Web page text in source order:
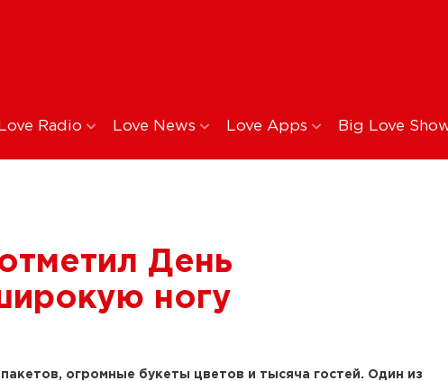
Love Radio Love News Love Apps Big Love
День
ногу
огромные букеты цветов и тысяча гостей. Один из